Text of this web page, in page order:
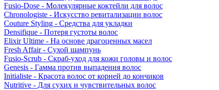
Fusio-Dose - Молекулярные коктейли для волос
Chronologiste - Искусство ревитализации волос
Couture Styling - Средства для укладки
Densifique - Потеря густоты волос
Elixir Ultime - На основе драгоценных масел
Fresh Affair - Сухой шампунь
Fusio-Scrub - Скраб-уход для кожи головы и волос
Genesis - Гамма против выпадения волос
Initialiste - Красота волос от корней до кончиков
Nutritive - Для сухих и чувствительных волос